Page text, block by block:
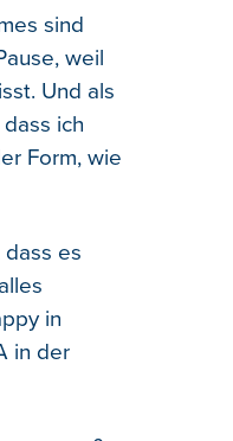
sind
weil
Und als
ich
Form, wie
es
in
in der